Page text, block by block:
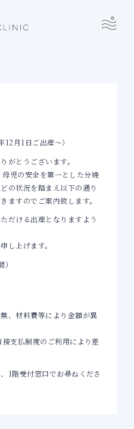
月1日ご出産～）
がとうございます。
児の安全を第一とした分娩
の状況を踏まえ以下の通り
ますのでご案内致します。
だける出産となりますよう
し上げます。
、材料費等により金額が異
支払制度のご利用により差
1階受付窓口でお尋ねくださ